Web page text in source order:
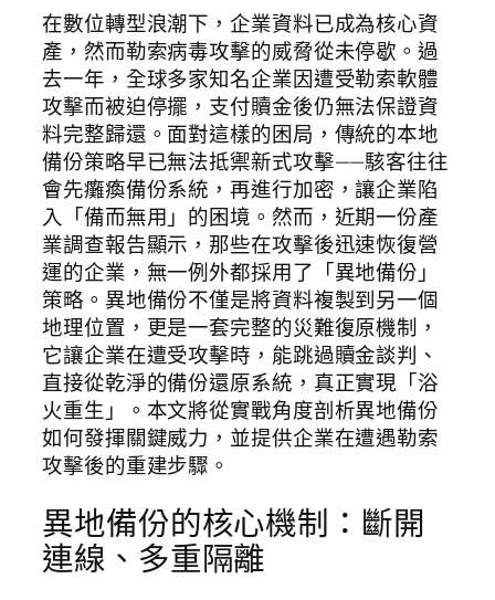
在數位轉型浪潮下，企業資料已成為核心資
產，然而勒索病毒攻擊的威脅從未停歇。過
去一年，全球多家知名企業因遭受勒索軟體
攻擊而被迫停擺，支付贖金後仍無法保證資
料完整歸還。面對這樣的困局，傳統的本地
備份策略早已無法抵禦新式攻擊——駭客往往
會先癱瘓備份系統，再進行加密，讓企業陷
入「備而無用」的困境。然而，近期一份產
業調查報告顯示，那些在攻擊後迅速恢復營
運的企業，無一例外都採用了「異地備份」
策略。異地備份不僅是將資料複製到另一個
地理位置，更是一套完整的災難復原機制，
它讓企業在遭受攻擊時，能跳過贖金談判、
直接從乾淨的備份還原系統，真正實現「浴
火重生」。本文將從實戰角度剖析異地備份
如何發揮關鍵威力，並提供企業在遭遇勒索
攻擊後的重建步驟。
異地備份的核心機制：斷開
連線、多重隔離